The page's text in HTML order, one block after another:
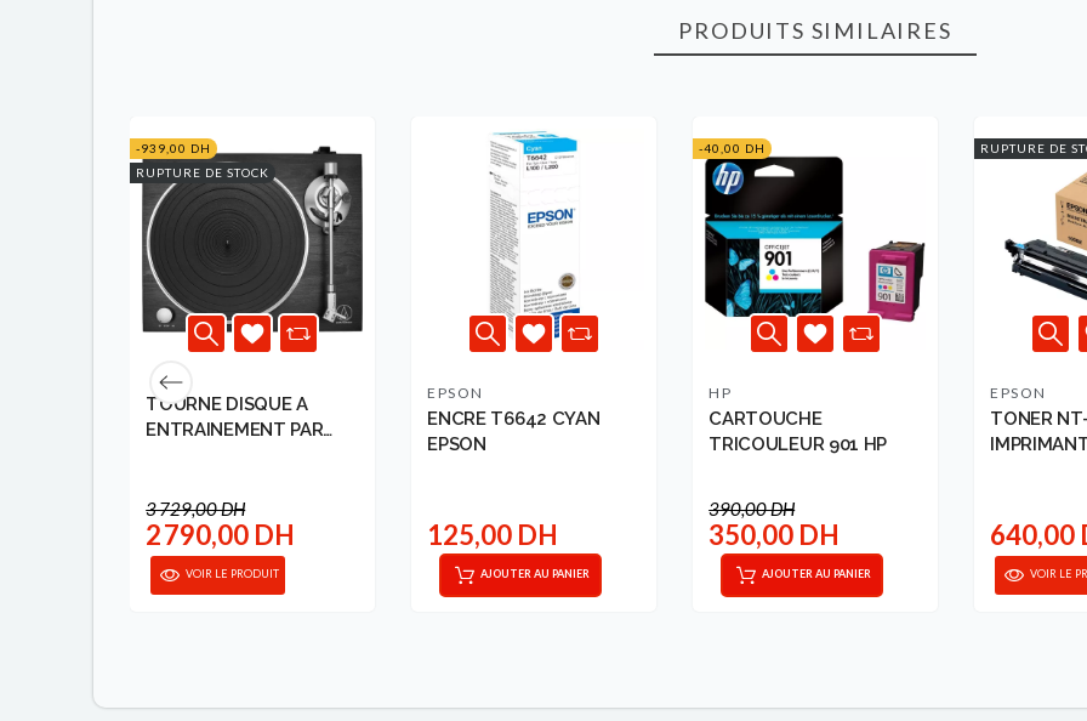
PRODUITS SIMILAIRES
-939,00 DH
RUPTURE DE STOCK
TOURNE DISQUE A
ENTRAINEMENT PAR
3 729,00 DH
2 790,00 DH
VOIR LE PRODUIT
EPSON
ENCRE T6642 CYAN
EPSON
125,00 DH
AJOUTER AU PANIER
-40,00 DH
HP
CARTOUCHE
TRICOULEUR 901 HP
390,00 DH
350,00 DH
AJOUTER AU PANIER
RUPTURE DE
EPSON
TONER
640,00
VOIR LE